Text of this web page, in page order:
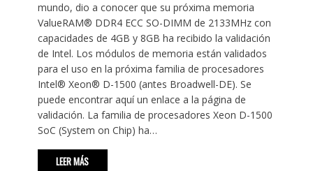
mundo, dio a conocer que su próxima memoria
ValueRAM® DDR4 ECC SO-DIMM de 2133MHz con
capacidades de 4GB y 8GB ha recibido la validación
de Intel. Los módulos de memoria están validados
para el uso en la próxima familia de procesadores
Intel® Xeon® D-1500 (antes Broadwell-DE). Se
puede encontrar aquí un enlace a la página de
validación. La familia de procesadores Xeon D-1500
SoC (System on Chip) ha…
LEER MÁS